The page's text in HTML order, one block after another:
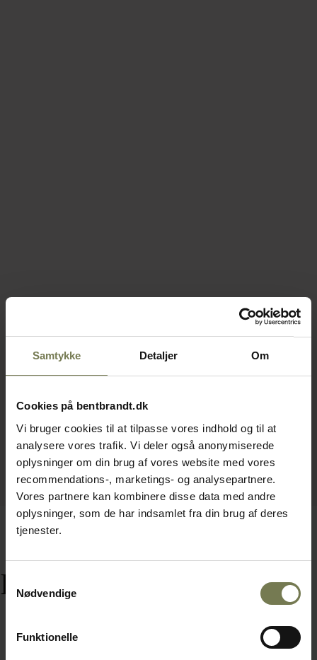
Samtykke Detaljer Om
Cookies på bentbrandt.dk
Vi bruger cookies til at tilpasse vores indhold og til at
analysere vores trafik. Vi deler også anonymiserede
oplysninger om din brug af vores website med vores
recommendations-, marketings- og analysepartnere.
Vores partnere kan kombinere disse data med andre
oplysninger, som de har indsamlet fra din brug af deres
tjenester.
Nødvendige
Funktionelle
Relaterede varer